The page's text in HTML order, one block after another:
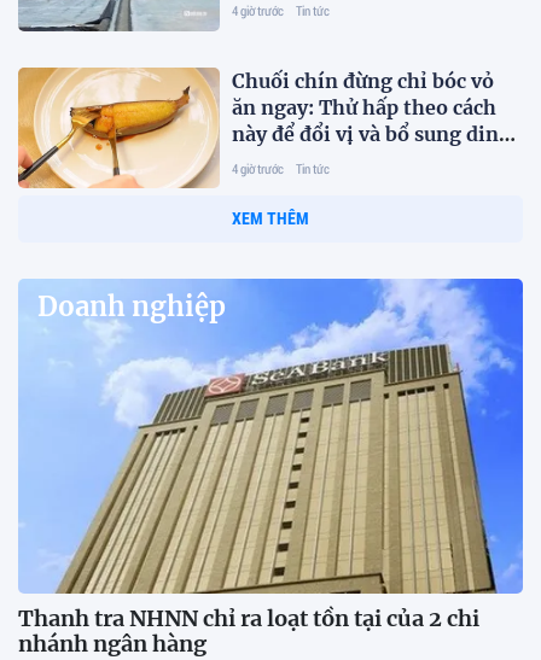
4 giờ trước Tin tức
Chuối chín đừng chỉ bóc vỏ
ăn ngay: Thử hấp theo cách
này để đổi vị và bổ sung dinh
dưỡng
4 giờ trước Tin tức
XEM THÊM
Doanh nghiệp
Thanh tra NHNN chỉ ra loạt tồn tại của 2 chi
nhánh ngân hàng